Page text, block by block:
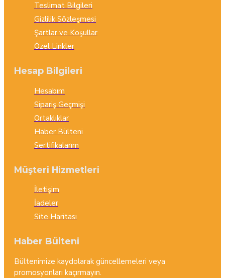
Teslimat Bilgileri
Gizlilik Sözleşmesi
Şartlar ve Koşullar
Özel Linkler
Hesap Bilgileri
Hesabım
Sipariş Geçmişi
Ortaklıklar
Haber Bülteni
Sertifikalarım
Müşteri Hizmetleri
İletişim
İadeler
Site Haritası
Haber Bülteni
Bültenimize kaydolarak güncellemeleri veya
promosyonları kaçırmayın.